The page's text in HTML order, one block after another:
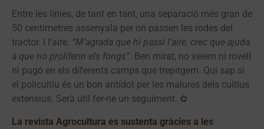
Entre les línies, de tant en tant, una separació més gran de
50 centímetres assenyala per on passen les rodes del
tractor. I l’aire. “M’agrada que hi passi l’aire, crec que ajuda
a que no proliferin els fongs”. Ben mirat, no veiem ni rovell
ni pugó en els diferents camps que trepitgem. Qui sap si
el policultiu és un bon antídot per les malures dels cultius
extensius. Serà útil fer-ne un seguiment. ✿
La revista Agrocultura es sustenta gràcies a les